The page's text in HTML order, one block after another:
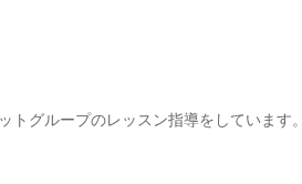
グループのレッスン指導をしています。